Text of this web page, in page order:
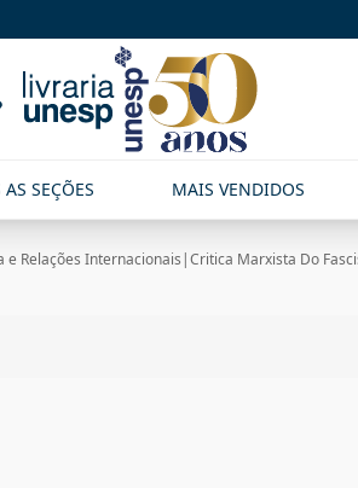
SEÇÕES MAIS VENDIDOS
e Relações Internacionais |Critica Marxista Do